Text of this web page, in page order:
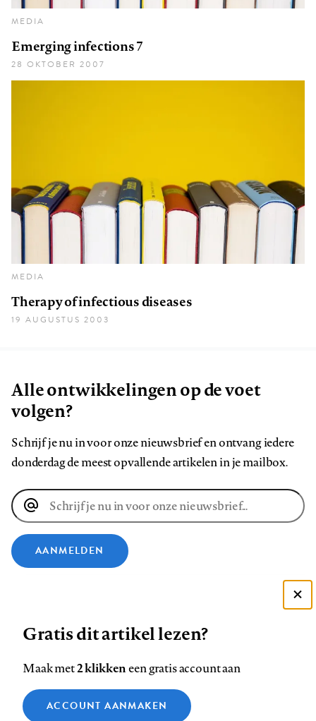
MEDIA
Emerging infections 7
28 OKTOBER 2007
MEDIA
Therapy of infectious diseases
19 AUGUSTUS 2003
Alle ontwikkelingen op de voet
volgen?
Schrijf je nu in voor onze nieuwsbrief en ontvang iedere
donderdag de meest opvallende artikelen in je mailbox.
E-
mailadres
AANMELDEN
Volg
ons
Facebook
Volg
ons
LinkedIn
Volg
ons
Bluesky
Volg
ons
Instagram
Volg
ons
YouTube
ons
Footer
Contact Colofon Disclaimer Privacy
Medische vragen verdienen
Zie onze cookie policy
Gratis dit artikel lezen?
Maak met2 klikkeneen gratis account aan
ACCOUNT AANMAKEN